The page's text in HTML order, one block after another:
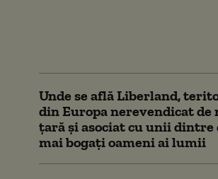
Unde se află Liberland,
din Europa nerevendicat de
țară și asociat cu unii dintre
mai bogați oameni ai lumii